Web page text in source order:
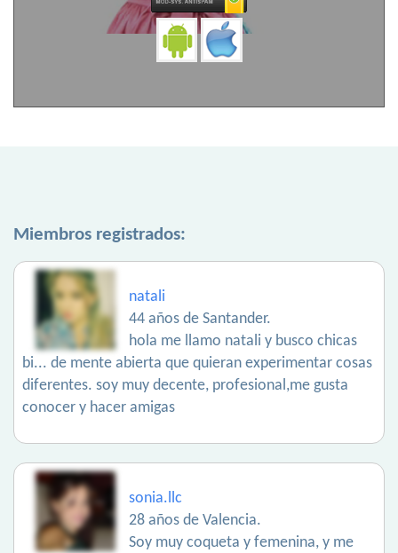
Miembros registrados:
natali
44 años de Santander.
hola me llamo natali y busco chicas
bi... de mente abierta que quieran experimentar cosas
diferentes. soy muy decente, profesional,me gusta
conocer y hacer amigas
sonia.llc
28 años de Valencia.
Soy muy coqueta y femenina, y me